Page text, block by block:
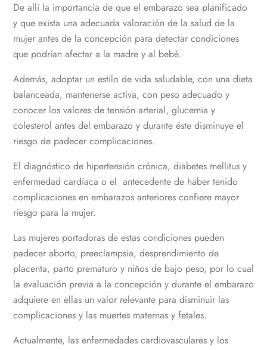
De allí la importancia de que el embarazo sea planificado
y que exista una adecuada valoración de la salud de la
mujer antes de la concepción para detectar condiciones
que podrían afectar a la madre y al bebé.
Además, adoptar un estilo de vida saludable, con una dieta
balanceada, mantenerse activa, con peso adecuado y
conocer los valores de tensión arterial, glucemia y
colesterol antes del embarazo y durante éste disminuye el
riesgo de padecer complicaciones.
El diagnóstico de hipertensión crónica, diabetes mellitus y
enfermedad cardíaca o el antecedente de haber tenido
complicaciones en embarazos anteriores confiere mayor
riesgo para la mujer.
Las mujeres portadoras de estas condiciones pueden
padecer aborto, preeclampsia, desprendimiento de
placenta, parto prematuro y niños de bajo peso, por lo cual
la evaluación previa a la concepción y durante el embarazo
adquiere en ellas un valor relevante para disminuir las
complicaciones y las muertes maternas y fetales.
Actualmente, las enfermedades cardiovasculares y los